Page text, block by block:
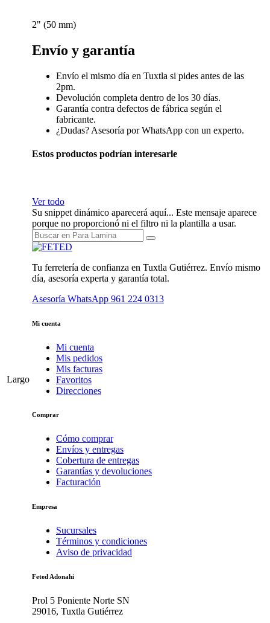
Largo
2" (50 mm)
Envío y garantía
Envío el mismo día en Tuxtla si pides antes de las
2pm.
Devolución completa dentro de los 30 días.
Garantía contra defectos de fábrica según el
fabricante.
¿Dudas? Asesoría por WhatsApp con un experto.
Estos productos podrían interesarle
Ver todo
Su snippet dinámico aparecerá aquí... Este mensaje aparece
porque no proporcionó ni el filtro ni la plantilla a usar.
Tu ferretería de confianza en Tuxtla Gutiérrez. Envío mismo
día, asesoría experta y garantía total.
Asesoría WhatsApp 961 224 0313
Mi cuenta
Mi cuenta
Mis pedidos
Mis facturas
Favoritos
Direcciones
Comprar
Cómo comprar
Envíos y entregas
Cobertura de entregas
Garantías y devoluciones
Facturación
Empresa
Sucursales
Términos y condiciones
Aviso de privacidad
Feted Adonahi
Prol 5 Poniente Norte SN
29016, Tuxtla Gutiérrez